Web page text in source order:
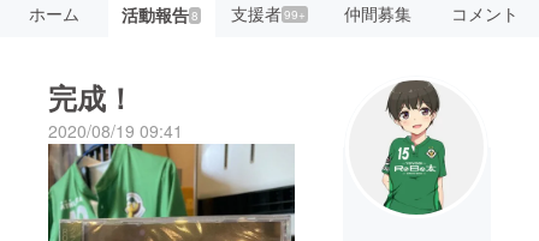
ホーム 活動報告8 支援者99+ 仲間募集 コメント
完成！
2020/08/19 09:41